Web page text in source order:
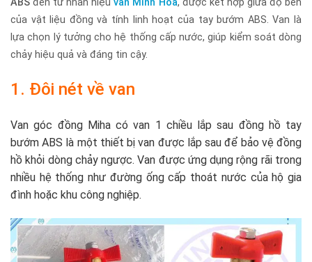
của vật liệu đồng và tính linh hoạt của tay bướm ABS. Van là
lựa chọn lý tưởng cho hệ thống cấp nước, giúp kiểm soát dòng
chảy hiệu quả và đáng tin cậy.
1. Đôi nét về van
Van góc đồng Miha có van 1 chiều lắp sau đồng hồ tay
bướm ABS là một thiết bị van được lắp sau để bảo vệ đồng
hồ khỏi dòng chảy ngược. Van được ứng dụng rộng rãi trong
nhiều hệ thống như đường ống cấp thoát nước của hộ gia
đình hoặc khu công nghiệp.